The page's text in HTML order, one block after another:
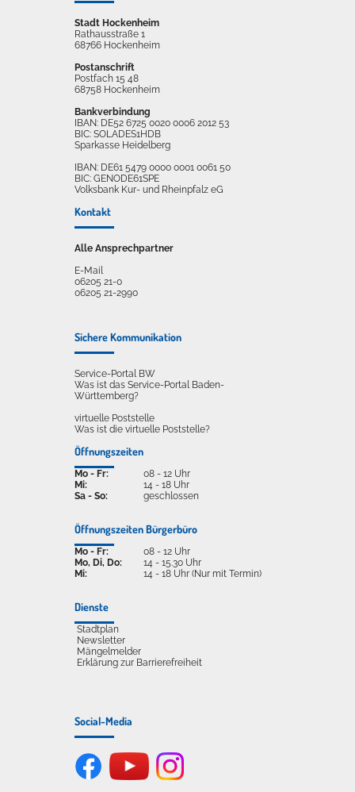
Stadt Hockenheim
Rathausstraße 1
68766 Hockenheim
Postanschrift
Postfach 15 48
68758 Hockenheim
Bankverbindung
IBAN: DE52 6725 0020 0006 2012 53
BIC: SOLADES1HDB
Sparkasse Heidelberg
IBAN: DE61 5479 0000 0001 0061 50
BIC: GENODE61SPE
Volksbank Kur- und Rheinpfalz eG
Kontakt
Alle Ansprechpartner
E-Mail
06205 21-0
06205 21-2990
Sichere Kommunikation
Service-Portal BW
Was ist das Service-Portal Baden-
Württemberg?
virtuelle Poststelle
Was ist die virtuelle Poststelle?
Öffnungszeiten
Mo - Fr:
Mi:
Sa - So:
08 - 12 Uhr
14 - 18 Uhr
geschlossen
Öffnungszeiten Bürgerbüro
Mo - Fr:
Mo, Di, Do:
Mi:
08 - 12 Uhr
14 - 15.30 Uhr
14 - 18 Uhr (Nur mit Termin)
Dienste
Stadtplan
Newsletter
Mängelmelder
Erklärung zur Barrierefreiheit
Social-Media